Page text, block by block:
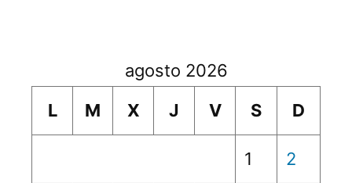
agosto 2026
L
M X J V S D
1 2